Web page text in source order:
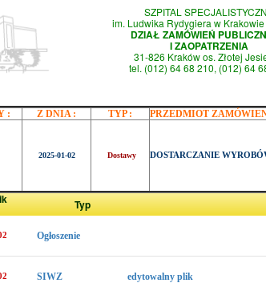
SZPITAL
im. Ludwika Rydygiera w Krakowie
DZIAŁ ZAMÓWIEŃ
I ZAOPATRZENIA
31-826 Kraków os. Złotej
tel. (012) 64 68 210, (012) 64
: Z DNIA : TYP : PRZEDMIOT
2025-01-02 Dostawy DOSTARCZANIE
Typ
Ogłoszenie
SIWZ edytowalny plik